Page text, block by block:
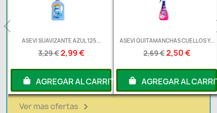
ASEVI QUITAMANCHAS CUELLOS Y...
2,69 €2,50 €
AGREGAR AL CARRITO
ASEVI AMBIENTADOR
2,19 €1,99 €
AGREGAR AL
Ver mas ofertas 